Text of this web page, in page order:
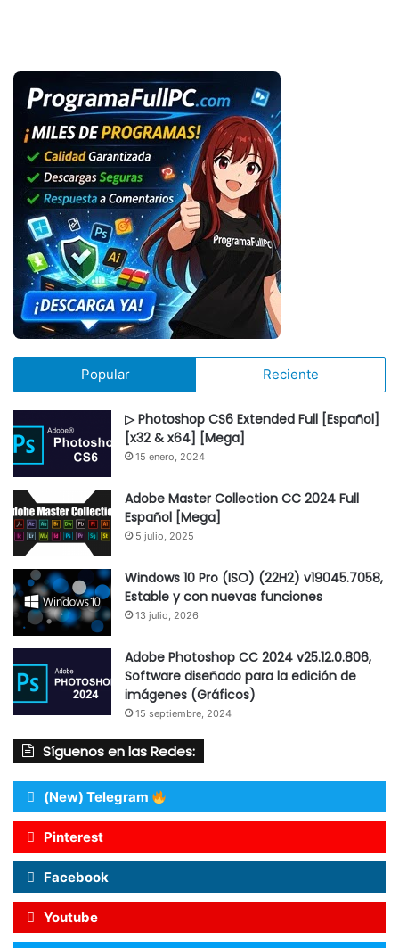
Popular Reciente
▷ Photoshop CS6 Extended Full [Español]
[x32 & x64] [Mega]
15 enero, 2024
Adobe Master Collection CC 2024 Full
Español [Mega]
5 julio, 2025
Windows 10 Pro (ISO) (22H2) v19045.7058,
Estable y con nuevas funciones
13 julio, 2026
Adobe Photoshop CC 2024 v25.12.0.806,
Software diseñado para la edición de
imágenes (Gráficos)
15 septiembre, 2024
Síguenos en las Redes:
(New) Telegram
Pinterest
Facebook
Youtube